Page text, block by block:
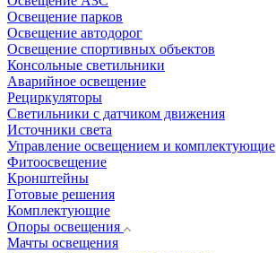
Освещение парков
Освещение автодорог
Освещение спортивных объектов
Консольные светильники
Аварийное освещение
Рециркуляторы
Светильники с датчиком движения
Источники света
Управление освещением и комплектующие
Фитоосвещение
Кронштейны
Готовые решения
Комплектующие
Опоры освещения
Мачты освещения